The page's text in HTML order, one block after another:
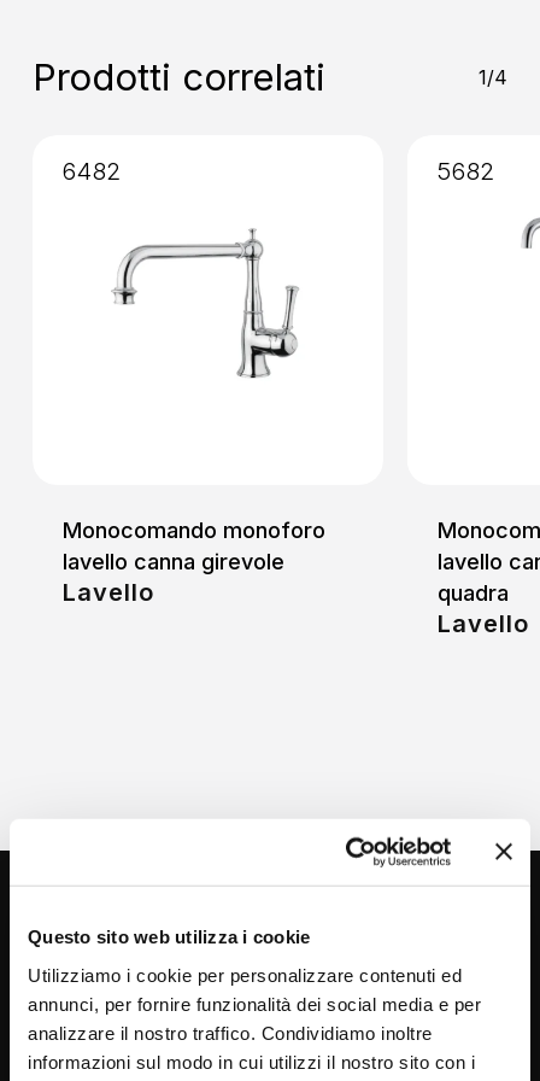
Questo sito web utilizza i cookie
Utilizziamo i cookie per personalizzare contenuti ed
annunci, per fornire funzionalità dei social media e per
analizzare il nostro traffico. Condividiamo inoltre
informazioni sul modo in cui utilizzi il nostro sito con i
Installazione : Senza Incasso
Prodotti correlati 1/4
Monocomando monoforo
lavello canna girevole
Lavello
6482
lavello
quadra
Lavello
5682
Via C. Rolando 111, Gozzano (NO) 28024